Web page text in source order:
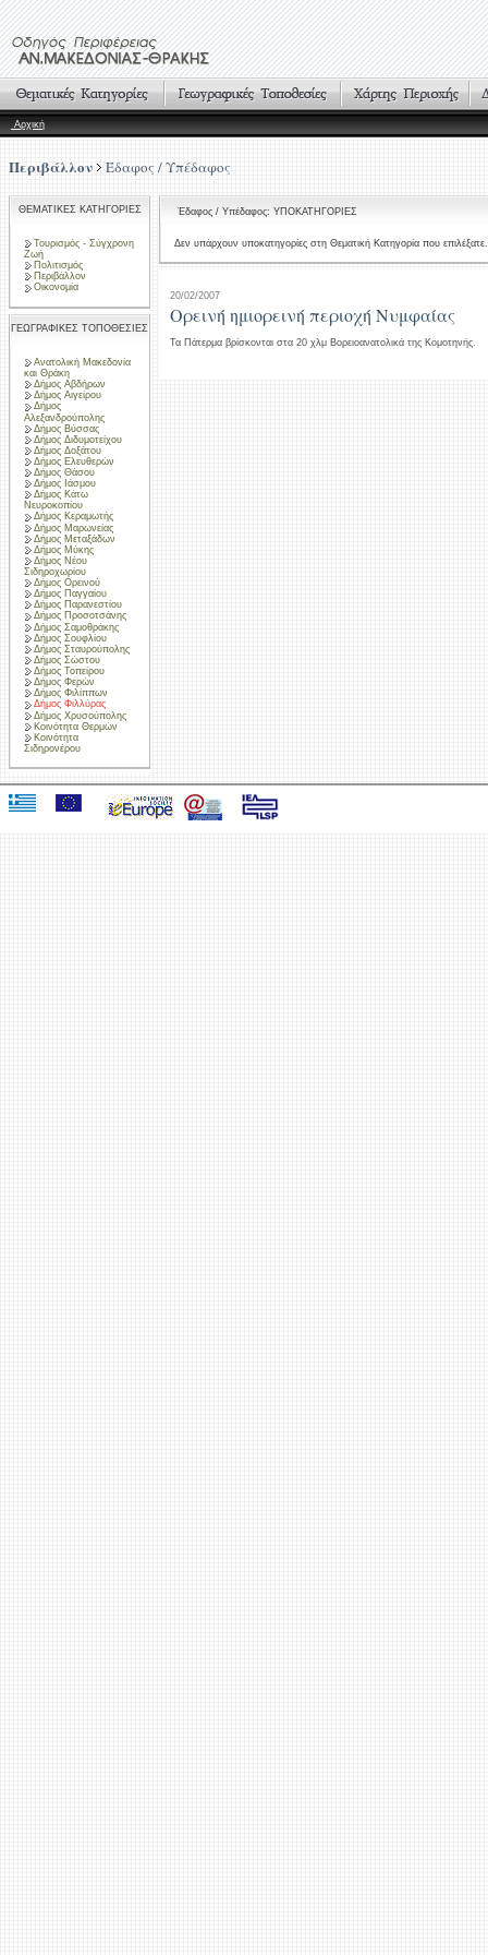
Αρχική
Περιβάλλον Έδαφος / Υπέδαφος
ΘΕΜΑΤΙΚΕΣ ΚΑΤΗΓΟΡΙΕΣ
Τουρισμός - Σύγχρονη
Ζωή
Πολιτισμός
Περιβάλλον
Οικονομία
ΓΕΩΓΡΑΦΙΚΕΣ ΤΟΠΟΘΕΣΙΕΣ
Ανατολική Μακεδονία
και Θράκη
Δήμος Αβδήρων
Δήμος Αιγείρου
Δήμος
Αλεξανδρούπολης
Δήμος Βύσσας
Δήμος Διδυμοτείχου
Δήμος Δοξάτου
Δήμος Ελευθερών
Δήμος Θάσου
Δήμος Ιάσμου
Δήμος Κάτω
Νευροκοπίου
Δήμος Κεραμωτής
Δήμος Μαρωνείας
Δήμος Μεταξάδων
Δήμος Μύκης
Δήμος Νέου
Σιδηροχωρίου
Δήμος Ορεινού
Δήμος Παγγαίου
Δήμος Παρανεστίου
Δήμος Προσοτσάνης
Δήμος Σαμοθράκης
Δήμος Σουφλίου
Δήμος Σταυρούπολης
Δήμος Σώστου
Δήμος Τοπείρου
Δήμος Φερών
Δήμος Φιλίππων
Δήμος Φιλλύρας
Δήμος Χρυσούπολης
Κοινότητα Θερμών
Κοινότητα
Σιδηρονέρου
Έδαφος / Υπέδαφος: ΥΠΟΚΑΤΗΓΟΡΙΕΣ
Δεν υπάρχουν υποκατηγορίες στη Θεματική Κατηγορία που επιλέξατε.
20/02/2007
Ορεινή ημιορεινή περιοχή Νυμφαίας
Τα Πάτερμα βρίσκονται στα 20 χλμ Βορειοανατολικά της Κομοτηνής.